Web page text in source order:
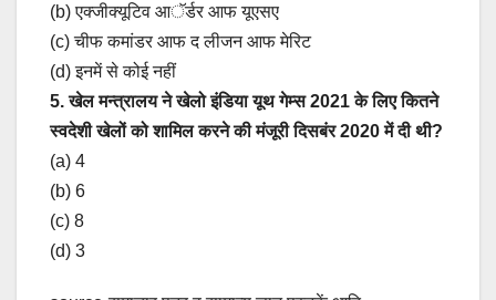
(b) एक्जीक्यूटिव आॅर्डर आफ यूएसए
(c) चीफ कमांडर आफ द लीजन आफ मेरिट
(d) इनमें से कोई नहीं
5. खेल मन्त्रालय ने खेलो इंडिया यूथ गेम्स 2021 के लिए कितने
स्वदेशी खेलों को शामिल करने की मंजूरी दिसबंर 2020 में दी थी?
(a) 4
(b) 6
(c) 8
(d) 3